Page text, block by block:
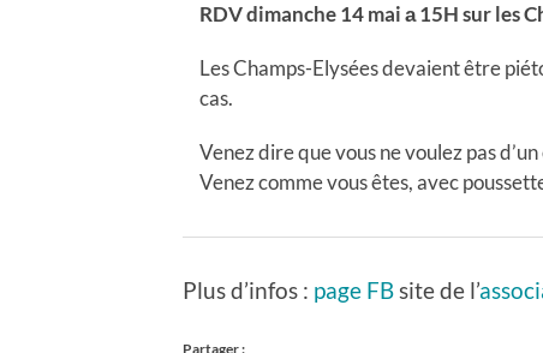
RDV dimanche 14 mai а 15H sur les
Les Champs-Elysées devaient être
cas.
Venez dire que vous ne voulez pas
Venez comme vous êtes, avec
Plus d’infos : page FBsite de l’
Partager :